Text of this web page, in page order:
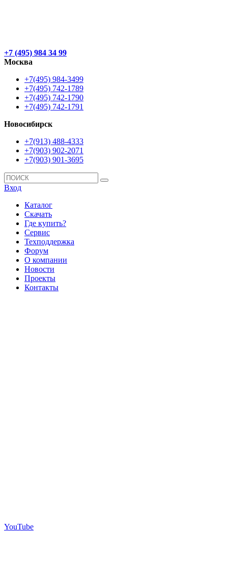
+7 (495) 984 34 99
Москва
+7(495) 984-3499
+7(495) 742-1789
+7(495) 742-1790
+7(495) 742-1791
Новосибирск
+7(913) 488-4333
+7(903) 902-2071
+7(903) 901-3695
Вход
Каталог
Скачать
Где купить?
Сервис
Техподдержка
Форум
О компании
Новости
Проекты
Контакты
YouTube